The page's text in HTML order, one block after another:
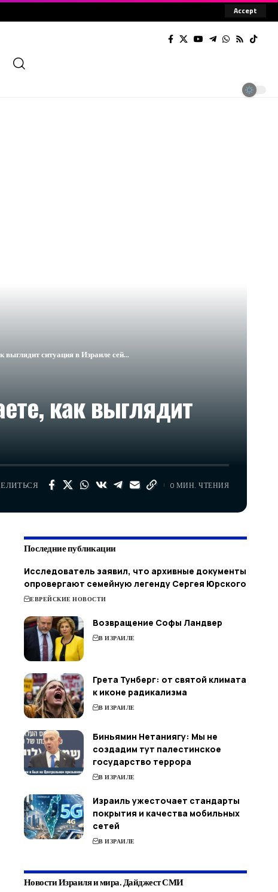
Accept
выглядит ситуация в Израиле сей…
как выглядит
0 МИН. ЧТЕНИЯ
Последние публикации
Исследователь заявил, что архивные документы
опровергают семейную легенду Сергея Юрского
ЕВРЕЙСКИЕ НОВОСТИ
Возвращение Софы Ландвер
В ИЗРАИЛЕ
Грета Тунберг: от святой климата
к иконе радикализма
В ИЗРАИЛЕ
Биньямин Нетаниягу: Мы не
создадим тут палестинское
государство террора
В ИЗРАИЛЕ
Израиль ужесточает стандарты
покрытия и качества мобильных
сетей
В ИЗРАИЛЕ
Новости Израиля и мира. Дайджест СМИ